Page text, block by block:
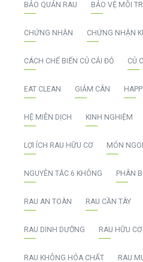
BẢO QUẢN RAU BẢO VỆ MÔI
CHỨNG NHẬN CHỨNG NHẬN
CÁCH CHẾ BIẾN CỦ CẢI ĐỎ CỦ
EAT CLEAN GIẢM CÂN
HỆ MIỄN DỊCH KINH NGHIỆM
LỢI ÍCH RAU HỮU CƠ MÓN
NGUYÊN TẮC 6 KHÔNG PHÂN
RAU AN TOÀN RAU CẦN TÂY
RAU DINH DƯỠNG RAU HỮU CƠ
RAU KHÔNG HÓA CHẤT RAU